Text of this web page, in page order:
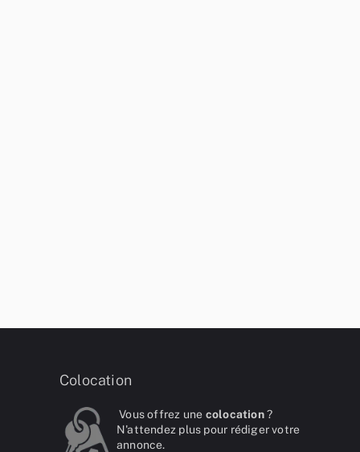
Colocation
Vous offrez une colocation?
N'attendez plus pour rédiger votre
annonce.